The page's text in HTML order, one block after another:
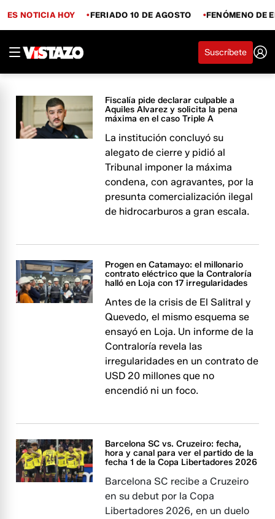
ES NOTICIA HOY FERIADO 10 DE AGOSTO FENÓMENO DE
Suscríbete
Fiscalía pide declarar culpable a
Aquiles Alvarez y solicita la pena
máxima en el caso Triple A
La institución concluyó su
alegato de cierre y pidió al
Tribunal imponer la máxima
condena, con agravantes, por la
presunta comercialización ilegal
de hidrocarburos a gran escala.
Progen en Catamayo: el millonario
contrato eléctrico que la Contraloría
halló en Loja con 17 irregularidades
Antes de la crisis de El Salitral y
Quevedo, el mismo esquema se
ensayó en Loja. Un informe de la
Contraloría revela las
irregularidades en un contrato de
USD 20 millones que no
encendió ni un foco.
Barcelona SC vs. Cruzeiro: fecha,
hora y canal para ver el partido de la
fecha 1 de la Copa Libertadores 2026
Barcelona SC recibe a Cruzeiro
en su debut por la Copa
Libertadores 2026, en un duelo